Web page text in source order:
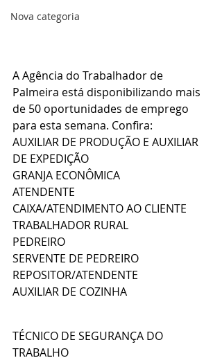
Nova categoria
A Agência do Trabalhador de
Palmeira está disponibilizando mais
de 50 oportunidades de emprego
para esta semana. Confira:
AUXILIAR DE PRODUÇÃO E AUXILIAR
DE EXPEDIÇÃO
GRANJA ECONÔMICA
ATENDENTE
CAIXA/ATENDIMENTO AO CLIENTE
TRABALHADOR RURAL
PEDREIRO
SERVENTE DE PEDREIRO
REPOSITOR/ATENDENTE
AUXILIAR DE COZINHA
TÉCNICO DE SEGURANÇA DO
TRABALHO